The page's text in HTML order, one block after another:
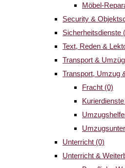
Möbel-
Security &
Sicherheitsdienste
Text, Reden &
Transport &
Transport, Umzug
Fracht (0)
Kurierdienste
Unterricht (0)
Unterricht &